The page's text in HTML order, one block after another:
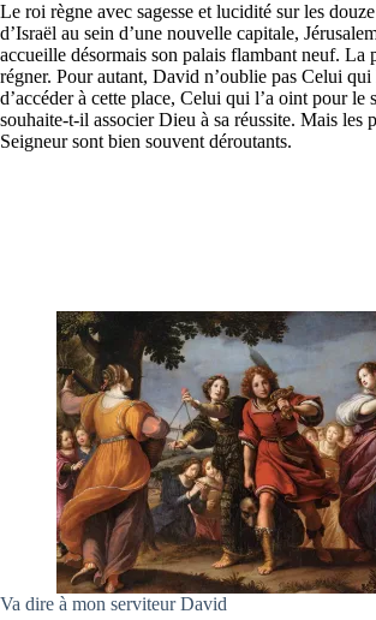
Le roi règne avec sagesse et lucidité sur les
d’Israël au sein d’une nouvelle capitale,
accueille désormais son palais flambant neuf. La
régner. Pour autant, David n’oublie pas Celui
d’accéder à cette place, Celui qui l’a oint pour le
souhaite-t-il associer Dieu à sa réussite. Mais les
Seigneur sont bien souvent déroutants.
Va dire à mon serviteur David